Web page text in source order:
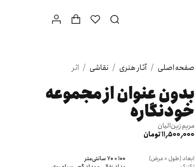
صفحه اصلی / آثار هنری / نقاشی / اثر
بدون عنوان از مجموعه
خودنگاره
مریم زین‌الیان
11٬500٬000 تومان
ابعاد (طول × عرض)
100 × 70 سانتی‌متر